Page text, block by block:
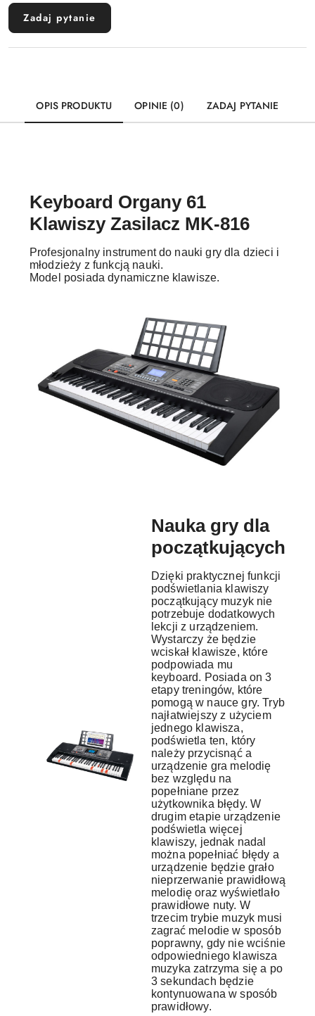
Zadaj pytanie
OPIS PRODUKTU OPINIE (0) ZADAJ PYTANIE
Keyboard Organy 61
Klawiszy Zasilacz MK-816
Profesjonalny instrument do nauki gry dla dzieci i
młodzieży z funkcją nauki.
Model posiada dynamiczne klawisze.
Nauka gry dla
początkujących
Dzięki praktycznej funkcji
podświetlania klawiszy
początkujący muzyk nie
potrzebuje dodatkowych
lekcji z urządzeniem.
Wystarczy że będzie
wciskał klawisze, które
podpowiada mu
keyboard. Posiada on 3
etapy treningów, które
pomogą w nauce gry. Tryb
najłatwiejszy z użyciem
jednego klawisza,
podświetla ten, który
należy przycisnąć a
urządzenie gra melodię
bez względu na
popełniane przez
użytkownika błędy. W
drugim etapie urządzenie
podświetla więcej
klawiszy, jednak nadal
można popełniać błędy a
urządzenie będzie grało
nieprzerwanie prawidłową
melodię oraz wyświetlało
prawidłowe nuty. W
trzecim trybie muzyk musi
zagrać melodie w sposób
poprawny, gdy nie wciśnie
odpowiedniego klawisza
muzyka zatrzyma się a po
3 sekundach będzie
kontynuowana w sposób
prawidłowy.